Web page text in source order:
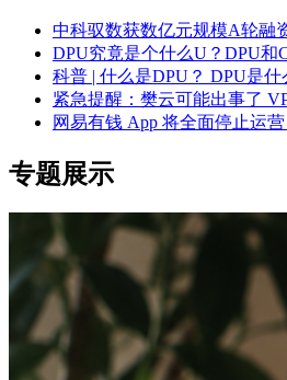
中科驭数获数亿元规模A轮融
DPU究竟是个什么U？DPU和
科普 | 什么是DPU？ DPU是什
紧急提醒：樊云可能出事了
网易有钱 App 将全面停止运
专题展示